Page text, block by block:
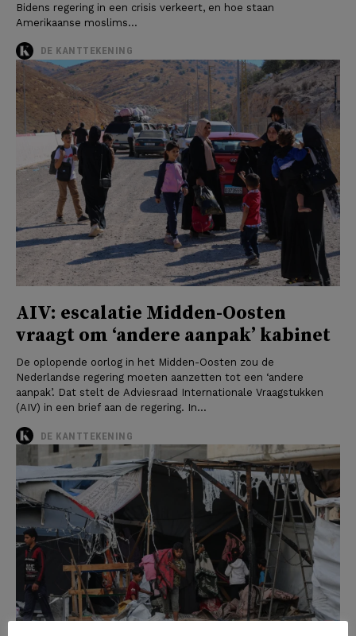
Bidens regering in een crisis verkeert, en hoe staan
Amerikaanse moslims...
DE KANTTEKENING
AIV: escalatie Midden-Oosten
vraagt om ‘andere aanpak’ kabinet
De oplopende oorlog in het Midden-Oosten zou de
Nederlandse regering moeten aanzetten tot een ‘andere
aanpak’. Dat stelt de Adviesraad Internationale Vraagstukken
(AIV) in een brief aan de regering. In...
DE KANTTEKENING